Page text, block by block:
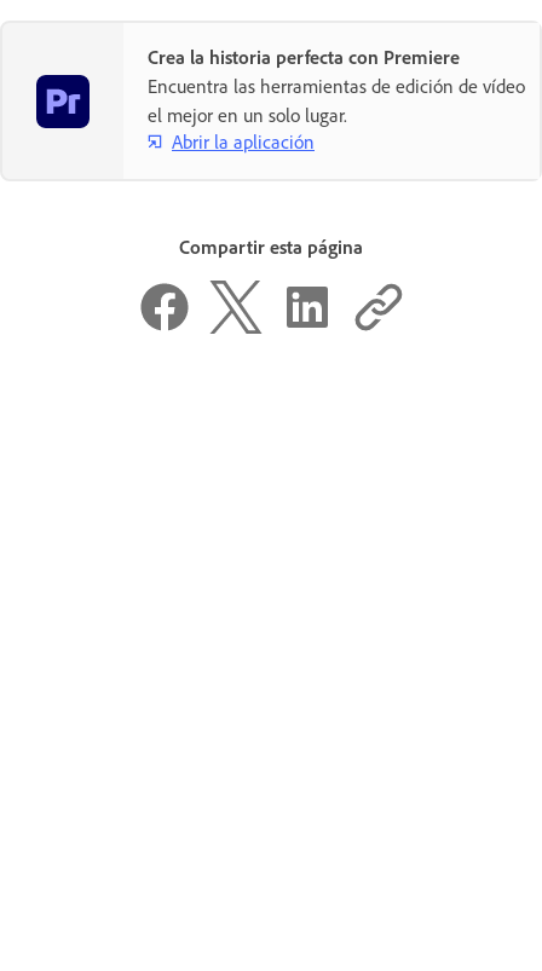
Crea la historia perfecta con Premiere
Encuentra las herramientas de edición de vídeo
el mejor en un solo lugar.
Abrir la aplicación
Compartir esta página